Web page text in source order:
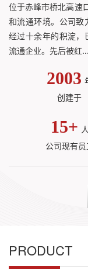
位于赤峰市桥北高速
和流通环境。公司致
经过十余年的积淀，
流通企业。先后被红...
2003
创建于
15+ 人
公司现有员
PRODUCT